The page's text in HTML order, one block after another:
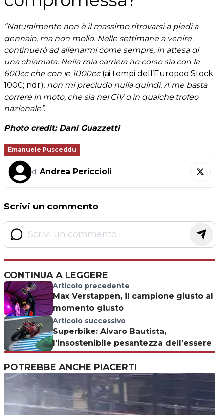
“Naturalmente non è il massimo ritrovarsi a piedi a
gennaio, ma non mollo. Nelle settimane a venire
continuerò ad allenarmi come sempre, in attesa di
una chiamata. Nella mia carriera ho corso sia con le
600cc che con le 1000cc (ai tempi dell’Europeo Stock
1000; ndr), non mi precludo nulla quindi. A me basta
correre in moto, che sia nel CIV o in qualche trofeo
nazionale”.
Photo credit: Dani Guazzetti
Emanuele Pusceddu
di Andrea Periccioli
Scrivi un commento
CONTINUA A LEGGERE
Articolo precedente
Max Verstappen, il campione giusto al
momento giusto
Articolo successivo
Superbike: Alvaro Bautista,
l'insostenibile pesantezza dell'essere
POTREBBE ANCHE PIACERTI